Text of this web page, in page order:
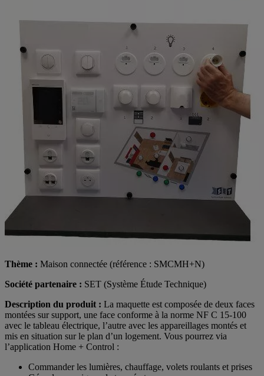
Thème : Maison connectée (référence : SMCMH+N)
Société partenaire : SET (Système Étude Technique)
Description du produit : La maquette est composée de deux faces
montées sur support, une face conforme à la norme NF C 15-100
avec le tableau électrique, l’autre avec les appareillages montés et
mis en situation sur le plan d’un logement. Vous pourrez via
l’application Home + Control :
Commander les lumières, chauffage, volets roulants et prises